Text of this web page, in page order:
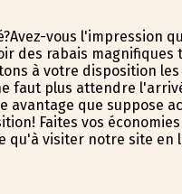
vous l'impression
des rabais magnifiques
à votre disposition
faut plus attendre
avantage que suppose
Faites vos
qu'à visiter notre site en